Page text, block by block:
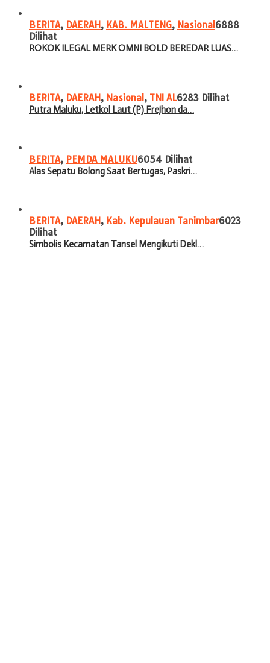
BERITA, DAERAH, KAB. MALTENG, Nasional 6888
Dilihat
ROKOK ILEGAL MERK OMNI BOLD BEREDAR LUAS…
BERITA, DAERAH, Nasional , TNI AL6283 Dilihat
Putra Maluku, Letkol Laut (P) Frejhon da…
BERITA, PEMDA MALUKU6054 Dilihat
Alas Sepatu Bolong Saat Bertugas, Paskri…
BERITA, DAERAH, Kab. Kepulauan Tanimbar6023
Dilihat
Simbolis Kecamatan Tansel Mengikuti Dekl…